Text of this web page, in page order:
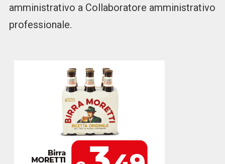
amministrativo a Collaboratore amministrativo
professionale.